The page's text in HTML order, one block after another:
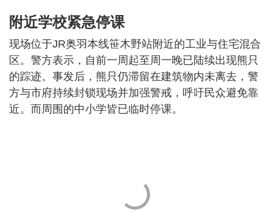
附近学校紧急停课
现场位于JR奥羽本线笹木野站附近的工业与住宅混合
区。警方表示，自前一周起至周一晚已陆续出现熊只
的踪迹。事发后，熊只仍滞留在建筑物内未离去，警
方与市府持续封锁现场并加强警戒，呼吁民众避免靠
近。而周围的中小学皆已临时停课。